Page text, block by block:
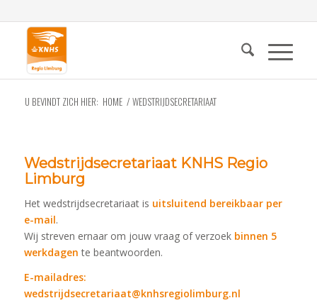
U BEVINDT ZICH HIER: HOME / WEDSTRIJDSECRETARIAAT
Wedstrijdsecretariaat KNHS Regio
Limburg
Het wedstrijdsecretariaat is uitsluitend bereikbaar per
e-mail.
Wij streven ernaar om jouw vraag of verzoek binnen 5
werkdagen te beantwoorden.
E-mailadres:
wedstrijdsecretariaat@knhsregiolimburg.nl